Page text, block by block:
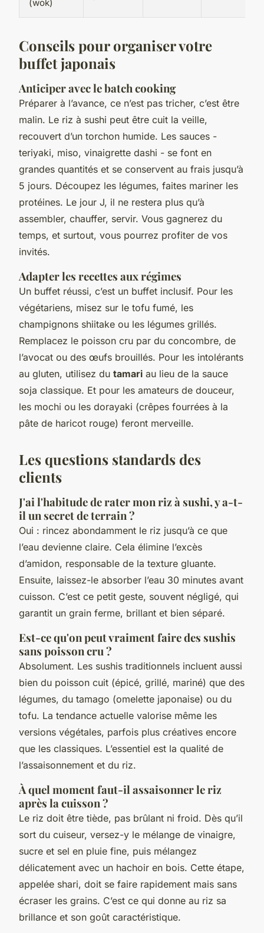
(wok)
Conseils pour organiser votre
buffet japonais
Anticiper avec le batch cooking
Préparer à l’avance, ce n’est pas tricher, c’est être
malin. Le riz à sushi peut être cuit la veille,
recouvert d’un torchon humide. Les sauces -
teriyaki, miso, vinaigrette dashi - se font en
grandes quantités et se conservent au frais jusqu’à
5 jours. Découpez les légumes, faites mariner les
protéines. Le jour J, il ne restera plus qu’à
assembler, chauffer, servir. Vous gagnerez du
temps, et surtout, vous pourrez profiter de vos
invités.
Adapter les recettes aux régimes
Un buffet réussi, c’est un buffet inclusif. Pour les
végétariens, misez sur le tofu fumé, les
champignons shiitake ou les légumes grillés.
Remplacez le poisson cru par du concombre, de
l’avocat ou des œufs brouillés. Pour les intolérants
au gluten, utilisez du tamari au lieu de la sauce
soja classique. Et pour les amateurs de douceur,
les mochi ou les dorayaki (crêpes fourrées à la
pâte de haricot rouge) feront merveille.
Les questions standards des
clients
J'ai l'habitude de rater mon riz à sushi, y a-t-
il un secret de terrain ?
Oui : rincez abondamment le riz jusqu’à ce que
l’eau devienne claire. Cela élimine l’excès
d’amidon, responsable de la texture gluante.
Ensuite, laissez-le absorber l’eau 30 minutes avant
cuisson. C’est ce petit geste, souvent négligé, qui
garantit un grain ferme, brillant et bien séparé.
Est-ce qu'on peut vraiment faire des sushis
sans poisson cru ?
Absolument. Les sushis traditionnels incluent aussi
bien du poisson cuit (épicé, grillé, mariné) que des
légumes, du tamago (omelette japonaise) ou du
tofu. La tendance actuelle valorise même les
versions végétales, parfois plus créatives encore
que les classiques. L’essentiel est la qualité de
l’assaisonnement et du riz.
À quel moment faut-il assaisonner le riz
après la cuisson ?
Le riz doit être tiède, pas brûlant ni froid. Dès qu’il
sort du cuiseur, versez-y le mélange de vinaigre,
sucre et sel en pluie fine, puis mélangez
délicatement avec un hachoir en bois. Cette étape,
appelée shari, doit se faire rapidement mais sans
écraser les grains. C’est ce qui donne au riz sa
brillance et son goût caractéristique.